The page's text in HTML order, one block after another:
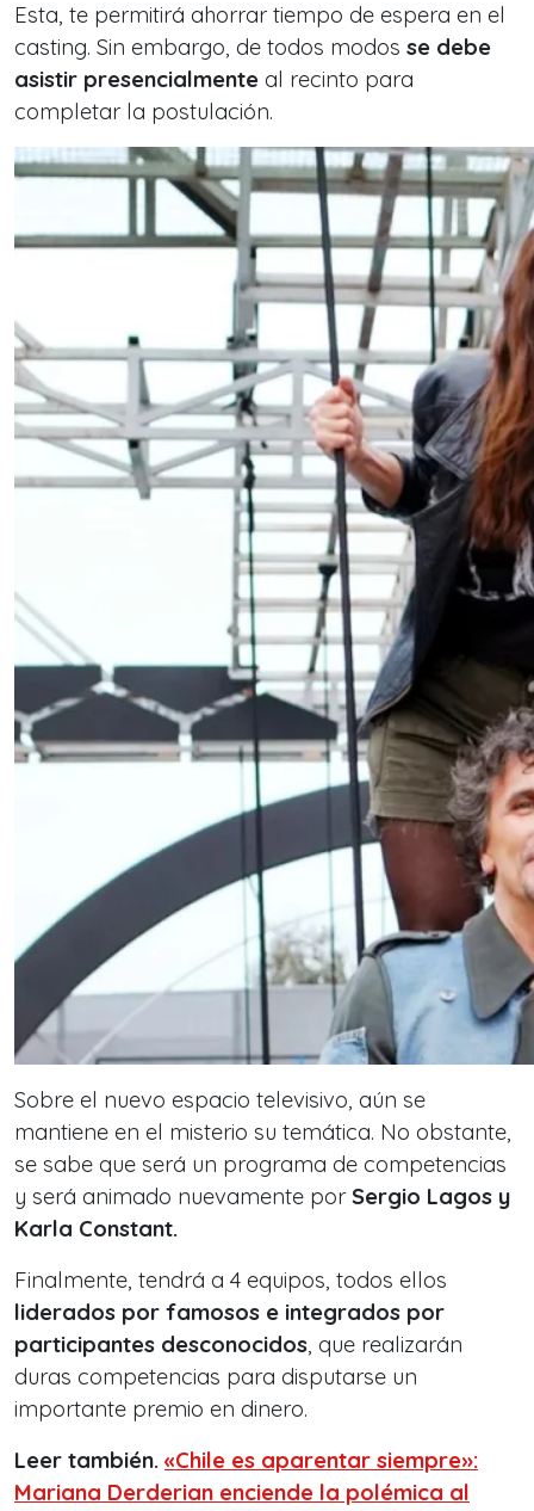
Esta, te permitirá ahorrar tiempo de espera en el
casting. Sin embargo, de todos modos se debe
asistir presencialmente al recinto para
completar la postulación.
Sobre el nuevo espacio televisivo, aún se
mantiene en el misterio su temática. No obstante,
se sabe que será un programa de competencias
y será animado nuevamente por Sergio Lagos y
Karla Constant.
Finalmente, tendrá a 4 equipos, todos ellos
liderados por famosos e integrados por
participantes desconocidos, que realizarán
duras competencias para disputarse un
importante premio en dinero.
Leer también. «Chile es aparentar siempre»:
Mariana Derderian enciende la polémica al